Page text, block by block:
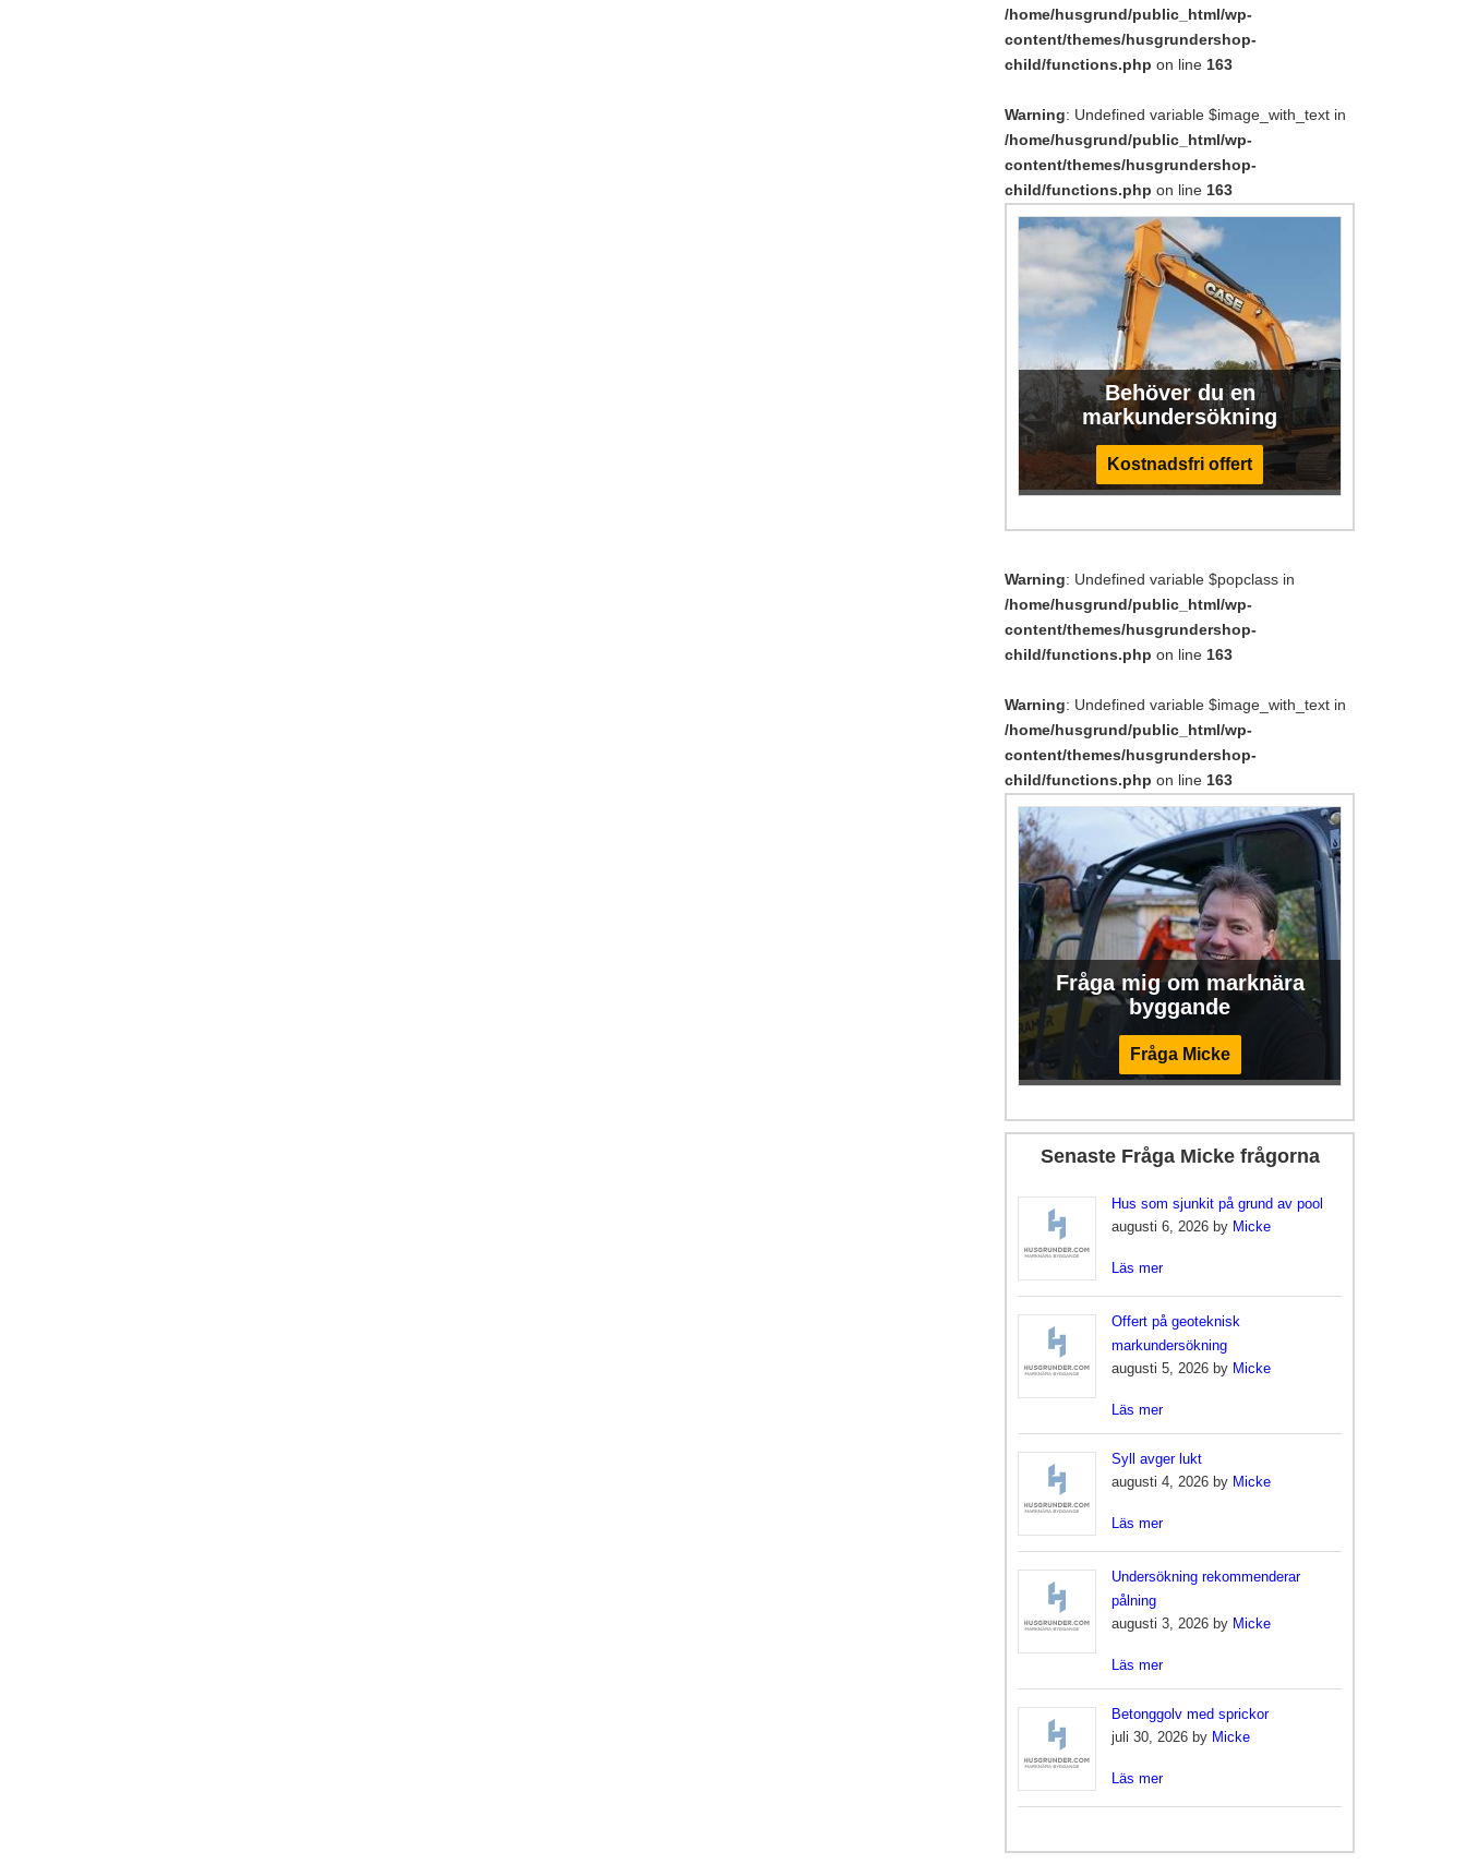
/home/husgrund/public_html/wp-
content/themes/husgrundershop-
child/functions.php on line 163
Warning: Undefined variable $image_with_text in
/home/husgrund/public_html/wp-
content/themes/husgrundershop-
child/functions.php on line 163
Behöver du en
markundersökning
Kostnadsfri offert
Warning: Undefined variable $popclass in
/home/husgrund/public_html/wp-
content/themes/husgrundershop-
child/functions.php on line 163
Warning: Undefined variable $image_with_text in
/home/husgrund/public_html/wp-
content/themes/husgrundershop-
child/functions.php on line 163
Fråga mig om marknära
byggande
Fråga Micke
Senaste Fråga Micke frågorna
Hus som sjunkit på grund av pool
augusti 6, 2026 by Micke
Läs mer
Offert på geoteknisk
markundersökning
augusti 5, 2026 by Micke
Läs mer
Syll avger lukt
augusti 4, 2026 by Micke
Läs mer
Undersökning rekommenderar
pålning
augusti 3, 2026 by Micke
Läs mer
Betonggolv med sprickor
juli 30, 2026 by Micke
Läs mer